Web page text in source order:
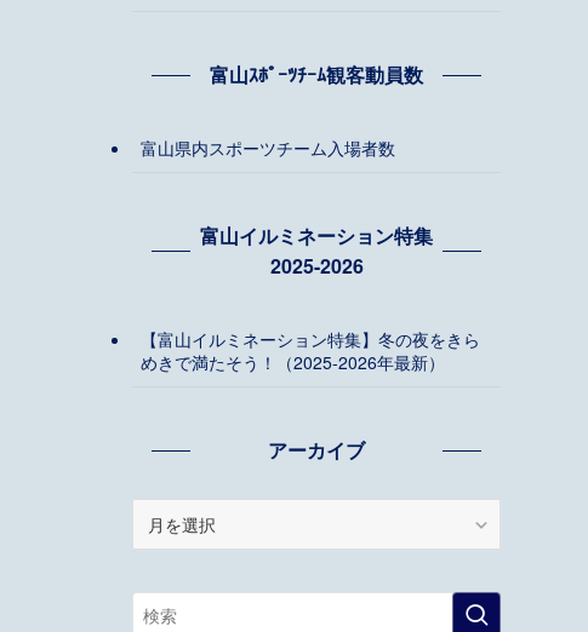
富山ｽﾎﾟｰﾂﾁｰﾑ観客動員数
富山県内スポーツチーム入場者数
富山イルミネーション特集
2025-2026
【富山イルミネーション特集】冬の夜をきら
めきで満たそう！（2025-2026年最新）
アーカイブ
イ
ブ